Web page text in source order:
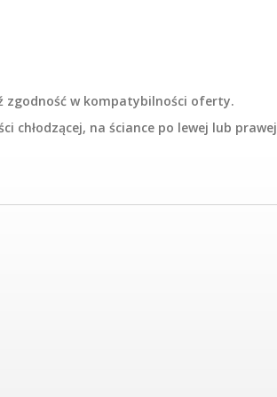
zgodność w kompatybilności oferty.
na ściance po lewej lub prawej